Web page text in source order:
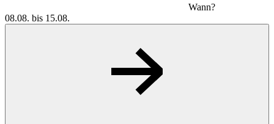
Wann?
08.08. bis 15.08.